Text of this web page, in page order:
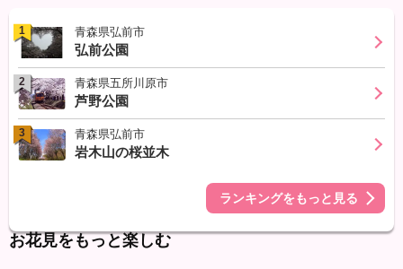
1 青森県弘前市
弘前公園
2 青森県五所川原市
芦野公園
3 青森県弘前市
岩木山の桜並木
ランキングをもっと見る
お花見をもっと楽しむ